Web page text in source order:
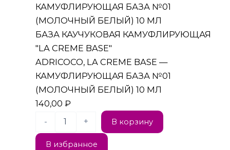
БАЗА КАУЧУКОВАЯ КАМУФЛИРУЮЩАЯ
"LA CREME BASE"
ADRICOCO, LA CREME BASE —
КАМУФЛИРУЮЩАЯ БАЗА №01
(МОЛОЧНЫЙ БЕЛЫЙ) 10 МЛ
140,00₽
-
+ В корзину
В избранное